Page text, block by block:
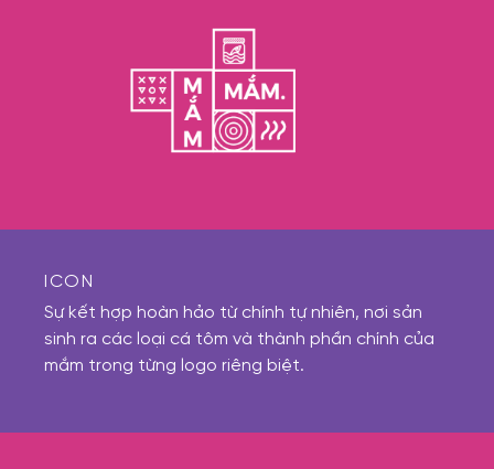
ICON
Sự kết hợp hoàn hảo từ chính tự nhiên, nơi sản
sinh ra các loại cá tôm và thành phần chính của
mắm trong từng logo riêng biệt.